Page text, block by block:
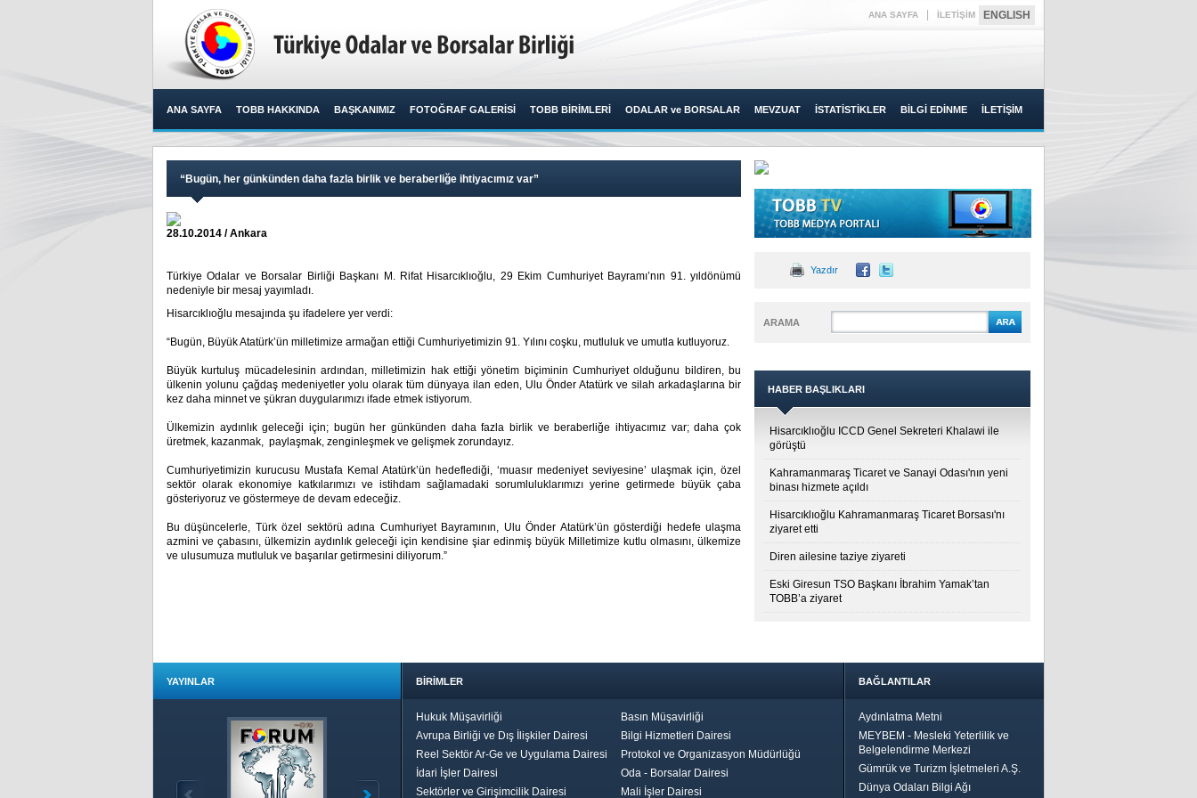
ANA SAYFA İLETİŞİM ENGLISH
ANA SAYFA TOBB HAKKINDA BAŞKANIMIZ FOTOĞRAF GALERİSİ TOBB BİRİMLERİ ODALAR ve BORSALAR MEVZUAT İSTATİSTİKLER BİLGİ EDİNME İLETİŞİM
“Bugün, her günkünden daha fazla birlik ve beraberliğe ihtiyacımız var”
28.10.2014 / Ankara
Türkiye Odalar ve Borsalar Birliği Başkanı M. Rifat Hisarcıklıoğlu, 29 Ekim Cumhuriyet Bayramı’nın 91. yıldönümü
nedeniyle bir mesaj yayımladı.​
Hisarcıklıoğlu mesajında şu ifadelere yer verdi:
“Bugün, Büyük Atatürk’ün milletimize armağan ettiği Cumhuriyetimizin 91. Yılını coşku, mutluluk ve umutla kutluyoruz.
Büyük kurtuluş mücadelesinin ardından, milletimizin hak ettiği yönetim biçiminin Cumhuriyet olduğunu bildiren, bu
ülkenin yolunu çağdaş medeniyetler yolu olarak tüm dünyaya ilan eden, Ulu Önder Atatürk ve silah arkadaşlarına bir
kez daha minnet ve şükran duygularımızı ifade etmek istiyorum.
Ülkemizin aydınlık geleceği için; bugün her günkünden daha fazla birlik ve beraberliğe ihtiyacımız var; daha çok
üretmek, kazanmak, paylaşmak, zenginleşmek ve gelişmek zorundayız.
Cumhuriyetimizin kurucusu Mustafa Kemal Atatürk’ün hedeflediği, ‘muasır medeniyet seviyesine’ ulaşmak için, özel
sektör olarak ekonomiye katkılarımızı ve istihdam sağlamadaki sorumluluklarımızı yerine getirmede büyük çaba
gösteriyoruz ve göstermeye de devam edeceğiz.
Bu düşüncelerle, Türk özel sektörü adına Cumhuriyet Bayramının, Ulu Önder Atatürk’ün gösterdiği hedefe ulaşma
azmini ve çabasını, ülkemizin aydınlık geleceği için kendisine şiar edinmiş büyük Milletimize kutlu olmasını, ülkemize
ve ulusumuza mutluluk ve başarılar getirmesini diliyorum.”
Yazdır
ARAMA
HABER BAŞLIKLARI
Hisarcıklıoğlu ICCD Genel Sekreteri Khalawi ile
görüştü
Kahramanmaraş Ticaret ve Sanayi Odası'nın yeni
binası hizmete açıldı
Hisarcıklıoğlu Kahramanmaraş Ticaret Borsası'nı
ziyaret etti
Diren ailesine taziye ziyareti
Eski Giresun TSO Başkanı İbrahim Yamak’tan
TOBB’a ziyaret
YAYINLAR BİRİMLER
Hukuk Müşavirliği
Basın Müşavirliği
Avrupa Birliği ve Dış İlişkiler Dairesi
Bilgi Hizmetleri Dairesi
Reel Sektör Ar-Ge ve Uygulama Dairesi
Protokol ve Organizasyon Müdürlüğü
İdari İşler Dairesi
Oda - Borsalar Dairesi
Sektörler ve Girişimcilik Dairesi
Mali İşler Dairesi
BAĞLANTILAR
Aydınlatma Metni
MEYBEM - Mesleki Yeterlilik ve
Belgelendirme Merkezi
Gümrük ve Turizm İşletmeleri A.Ş.
Dünya Odaları Bilgi Ağı